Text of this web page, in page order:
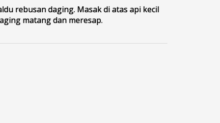
rebusan daging. Masak di atas api kecil
matang dan meresap.